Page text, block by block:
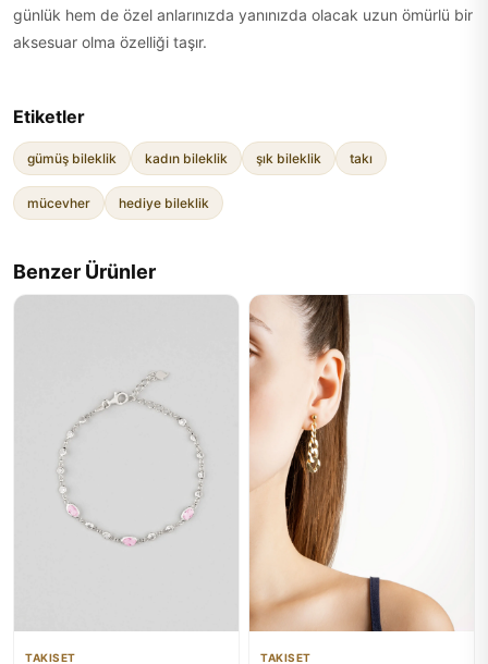
günlük hem de özel anlarınızda yanınızda olacak uzun ömürlü bir
aksesuar olma özelliği taşır.
Etiketler
gümüş bileklik kadın bileklik şık bileklik takı
mücevher hediye bileklik
Benzer Ürünler
TAKISET TAKISET